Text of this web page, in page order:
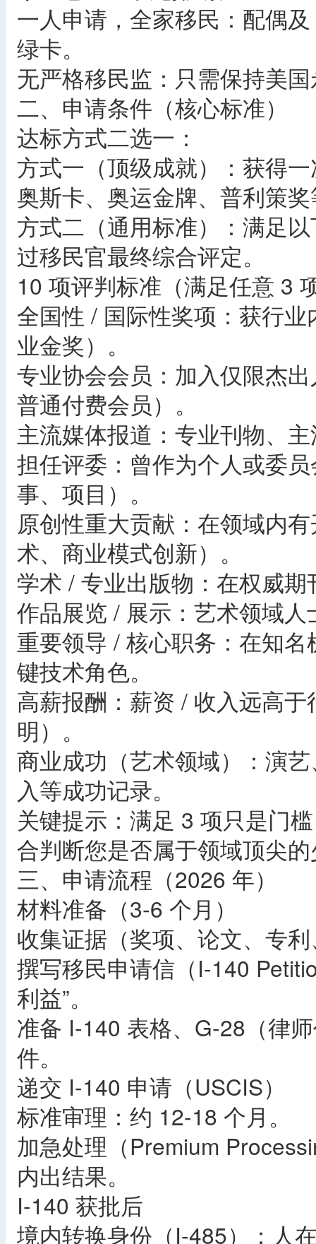
一人申请，全家移民：配偶
绿卡。
无严格移民监：只需保持美
二、申请条件（核心标准）
达标方式二选一：
方式一（顶级成就）：获得
奥斯卡、奥运金牌、普利策
方式二（通用标准）：满足
过移民官最终综合评定。
10 项评判标准（满足任意 3
全国性 / 国际性奖项：获行
业金奖）。
专业协会会员：加入仅限杰
普通付费会员）。
主流媒体报道：专业刊物、
担任评委：曾作为个人或委
事、项目）。
原创性重大贡献：在领域内
术、商业模式创新）。
学术 / 专业出版物：在权威
作品展览 / 展示：艺术领域
重要领导 / 核心职务：在知
键技术角色。
高薪报酬：薪资 / 收入远高
明）。
商业成功（艺术领域）：演
入等成功记录。
关键提示：满足 3 项只是门
合判断您是否属于领域顶尖
三、申请流程（2026 年）
材料准备（3-6 个月）
收集证据（奖项、论文、专
撰写移民申请信（I-140
利益”。
准备 I-140 表格、G-28（律
件。
递交 I-140 申请（USCIS）
标准审理：约 12-18 个月。
加急处理（Premium
内出结果。
I-140 获批后
境内转换身份（I-485）：人